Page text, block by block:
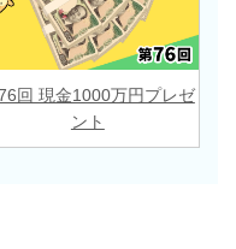
回 現金1000万円プレゼ
ント